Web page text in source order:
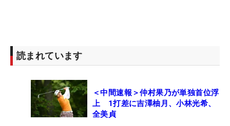
1W：PING G430 MAX（9°N.S.PROレジオフォーミ
ュラMB＋R55、45.75㌅）
3W：PING G430 MAX（15°）
5,7W：PING G410（17.5,20.5°）
5,6U：PING G430（26,30°）
読まれています
＜中間速報＞仲村果乃が単独首位浮
上 1打差に吉澤柚月、小林光希、
全美貞